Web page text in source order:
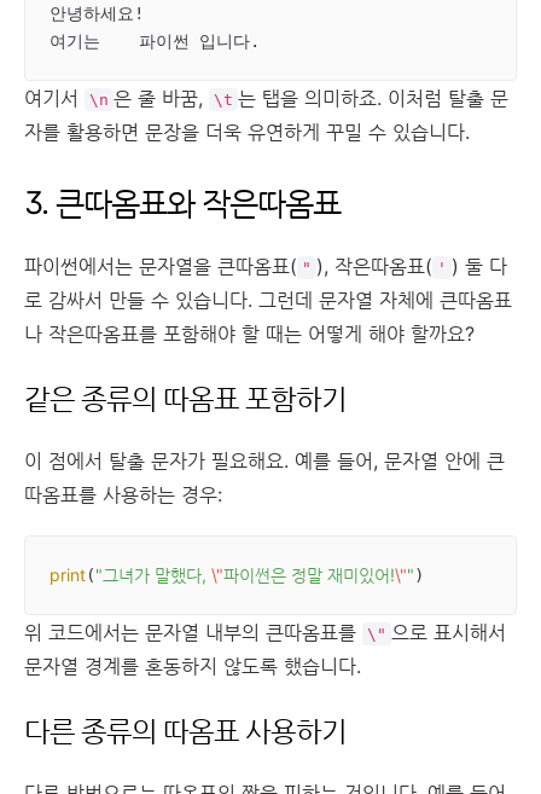
안녕하세요!
여기는    파이썬 입니다.
여기서 \n 은 줄 바꿈, \t 는 탭을 의미하죠. 이처럼 탈출 문
자를 활용하면 문장을 더욱 유연하게 꾸밀 수 있습니다.
3. 큰따옴표와 작은따옴표
파이썬에서는 문자열을 큰따옴표( " ), 작은따옴표( ' ) 둘 다
로 감싸서 만들 수 있습니다. 그런데 문자열 자체에 큰따옴표
나 작은따옴표를 포함해야 할 때는 어떻게 해야 할까요?
같은 종류의 따옴표 포함하기
이 점에서 탈출 문자가 필요해요. 예를 들어, 문자열 안에 큰
따옴표를 사용하는 경우:
print("그녀가 말했다, \"파이썬은 정말 재미있어!\"")
위 코드에서는 문자열 내부의 큰따옴표를 \" 으로 표시해서
문자열 경계를 혼동하지 않도록 했습니다.
다른 종류의 따옴표 사용하기